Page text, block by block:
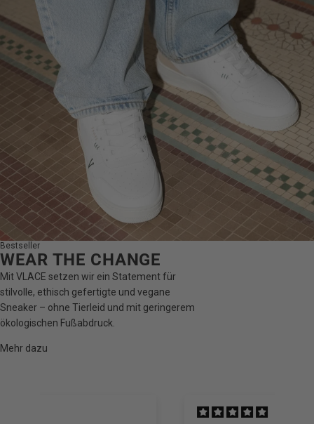
Bestseller
WEAR THE CHANGE
Mit VLACE setzen wir ein Statement für
stilvolle, ethisch gefertigte und vegane
Sneaker – ohne Tierleid und mit geringerem
ökologischen Fußabdruck.
Mehr dazu